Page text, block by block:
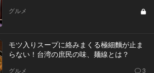
グルメ
モツ入りスープに絡みまくる極細麵が止ま
らない！台湾の庶民の味、麺線とは？
グルメ 3